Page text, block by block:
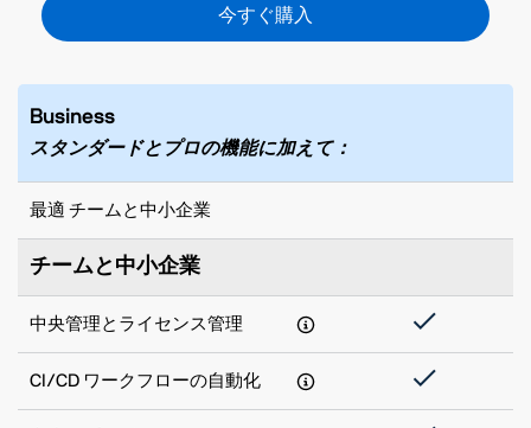
今すぐ購入
Business
スタンダードとプロの機能に加えて：
最適 チームと中小企業
チームと中小企業
中央管理とライセンス管理
CI/CD ワークフローの自動化